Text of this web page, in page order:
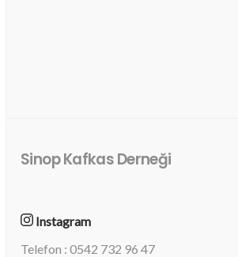
Sinop Kafkas Derneği
Instagram
Telefon : 0542 732 96 47